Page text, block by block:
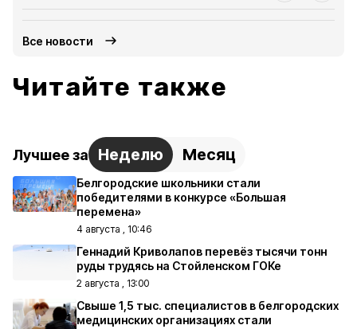
Все новости
Читайте также
Лучшее за Неделю Месяц
Белгородские школьники стали
победителями в конкурсе «Большая
перемена»
4 августа , 10:46
Геннадий Криволапов перевёз тысячи тонн
руды трудясь на Стойленском ГОКе
2 августа , 13:00
Свыше 1,5 тыс. специалистов в белгородских
медицинских организациях стали